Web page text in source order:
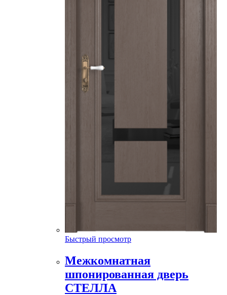
Быстрый просмотр
Межкомнатная
шпонированная дверь
СТЕЛЛА